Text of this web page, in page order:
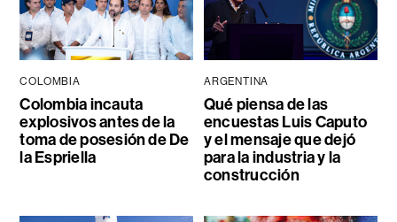
COLOMBIA
Colombia incauta
explosivos antes de la
toma de posesión de De
la Espriella
ARGENTINA
Qué piensa de las
encuestas Luis Caputo
y el mensaje que dejó
para la industria y la
construcción